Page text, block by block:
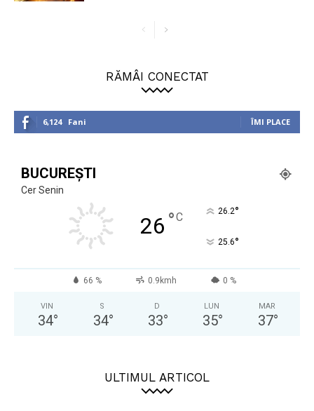
RĂMÂI CONECTAT
6,124 Fani ÎMI PLACE
BUCUREȘTI
Cer Senin
26 °C 26.2°
25.6°
66 % 0.9kmh 0 %
VIN
34°
S
34°
D
33°
LUN
35°
MAR
37°
ULTIMUL ARTICOL